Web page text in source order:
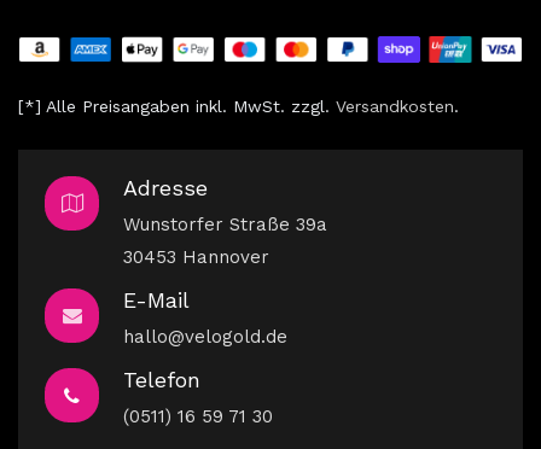
[*] Alle Preisangaben inkl. MwSt. zzgl. Versandkosten.
Adresse
Wunstorfer Straße 39a
30453 Hannover
E-Mail
hallo@velogold.de
Telefon
(0511) 16 59 71 30